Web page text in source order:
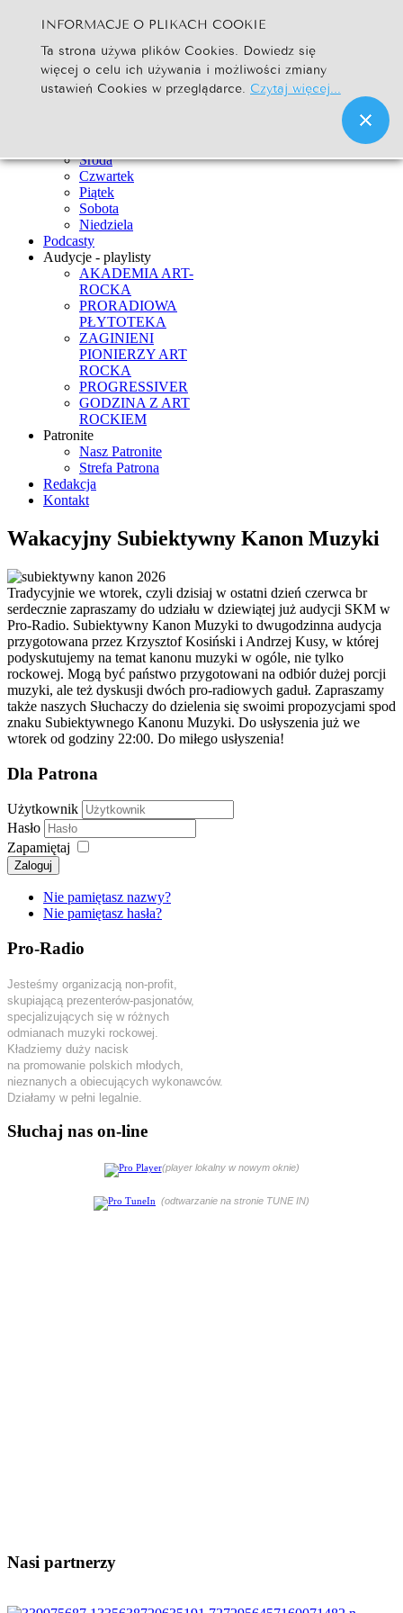
Szukaj... Go
Strona Główna
Newsy
Środa
Czwartek
Piątek
Sobota
Niedziela
Podcasty
Audycje - playlisty
AKADEMIA ART-
ROCKA
PRORADIOWA
PŁYTOTEKA
ZAGINIENI
PIONIERZY ART
ROCKA
PROGRESSIVER
GODZINA Z ART
ROCKIEM
Patronite
Nasz Patronite
Strefa Patrona
Redakcja
Kontakt
Wakacyjny Subiektywny Kanon Muzyki
Tradycyjnie we wtorek, czyli dzisiaj w ostatni dzień czerwca br
serdecznie zapraszamy do udziału w dziewiątej już audycji SKM w
Pro-Radio. Subiektywny Kanon Muzyki to dwugodzinna audycja
przygotowana przez Krzysztof Kosiński i Andrzej Kusy, w której
podyskutujemy na temat kanonu muzyki w ogóle, nie tylko
rockowej. Mogą być państwo przygotowani na odbiór dużej porcji
muzyki, ale też dyskusji dwóch pro-radiowych gaduł. Zapraszamy
także naszych Słuchaczy do dzielenia się swoimi propozycjami spod
znaku Subiektywnego Kanonu Muzyki. Do usłyszenia już we
wtorek od godziny 22:00. Do miłego usłyszenia!
Dla Patrona
Użytkownik
Hasło
Zapamiętaj
Zaloguj
Nie pamiętasz nazwy?
Nie pamiętasz hasła?
Pro-Radio
Jesteśmy organizacją non-profit,
skupiającą prezenterów-pasjonatów,
specjalizujących się w różnych
odmianach muzyki rockowej.
Kładziemy duży nacisk
na promowanie polskich młodych,
nieznanych a obiecujących wykonawców.
Działamy w pełni legalnie.
Słuchaj nas on-line
(player lokalny w nowym oknie)
(odtwarzanie na stronie TUNE IN)
Nasi partnerzy
INFORMACJE O PLIKACH COOKIE
Ta strona używa plików Cookies. Dowiedz się
więcej o celu ich używania i możliwości zmiany
ustawień Cookies w przeglądarce. Czytaj więcej...